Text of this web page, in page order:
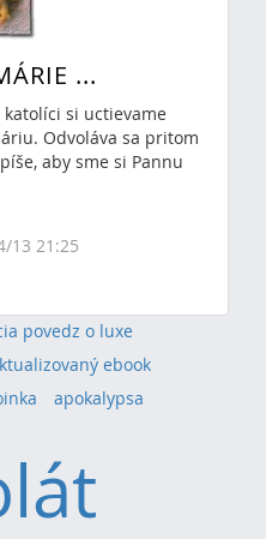
...
si uctievame
Odvoláva sa pritom
aby sme si Pannu
13 21:25
povedz o luxe
ebook
apokalypsa